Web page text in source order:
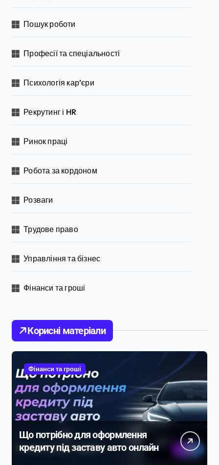
Пошук роботи
Професії та спеціальності
Психологія кар’єри
Рекрутинг і HR
Ринок праці
Робота за кордоном
Розваги
Трудове право
Управління та бізнес
Фінанси та гроші
Корисні матеріали
Фінанси та гроші
Що потрібно для оформлення
кредиту під заставу авто онлайн